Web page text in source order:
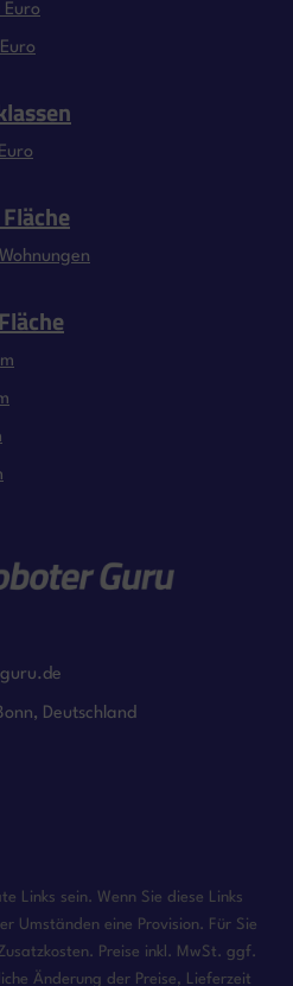
Deutschland
Links sein. Wenn Sie diese Links
Umständen eine Provision. Für Sie
Preise inkl. MwSt. ggf.
Änderung der Preise, Lieferzeit